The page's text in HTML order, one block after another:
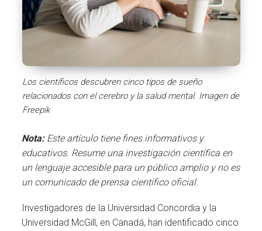
Los científicos descubren cinco tipos de sueño
relacionados con el cerebro y la salud mental. Imagen de
Freepik
Nota: Este artículo tiene fines informativos y
educativos. Resume una investigación científica en
un lenguaje accesible para un público amplio y no es
un comunicado de prensa científico oficial.
Investigadores de la Universidad Concordia y la
Universidad McGill, en Canadá, han identificado cinco